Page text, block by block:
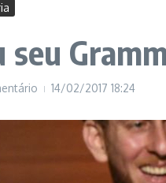
14/02/2017 18:24